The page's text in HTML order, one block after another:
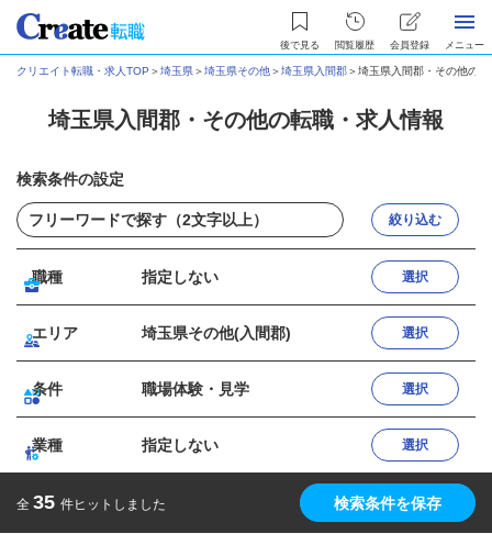
後で見る 閲覧履歴 会員登録 メニュー
クリエイト転職・求人TOP ＞埼玉県＞埼玉県その他＞埼玉県入間郡＞埼玉県入間郡・その他の
埼玉県入間郡・その他の転職・求人情報
検索条件の設定
絞り込む
職種 指定しない 選択
エリア 埼玉県その他(入間郡) 選択
条件 職場体験・見学 選択
業種 指定しない 選択
全 35 件ヒットしました 検索条件を保存